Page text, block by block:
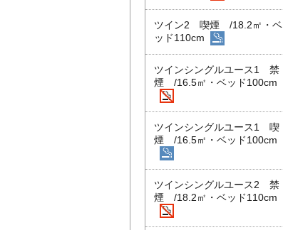
ツイン2 喫煙 /18.2㎡・ベ
ッド110cm
ツインシングルユース1 禁
煙 /16.5㎡・ベッド100cm
ツインシングルユース1 喫
煙 /16.5㎡・ベッド100cm
ツインシングルユース2 禁
煙 /18.2㎡・ベッド110cm